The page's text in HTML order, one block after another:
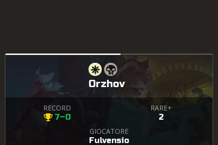
Orzhov
RECORD
7–0
RARE+
2
GIOCATORE
Fulvensio